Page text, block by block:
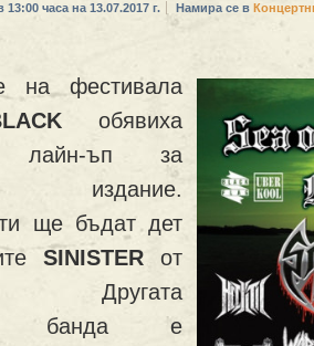
13:00 часа на 13.07.2017 г. Намира се в
на фестивала
обявиха
лайн-ъп за
издание.
ще бъдат дет
SINISTER от
Другата
банда е